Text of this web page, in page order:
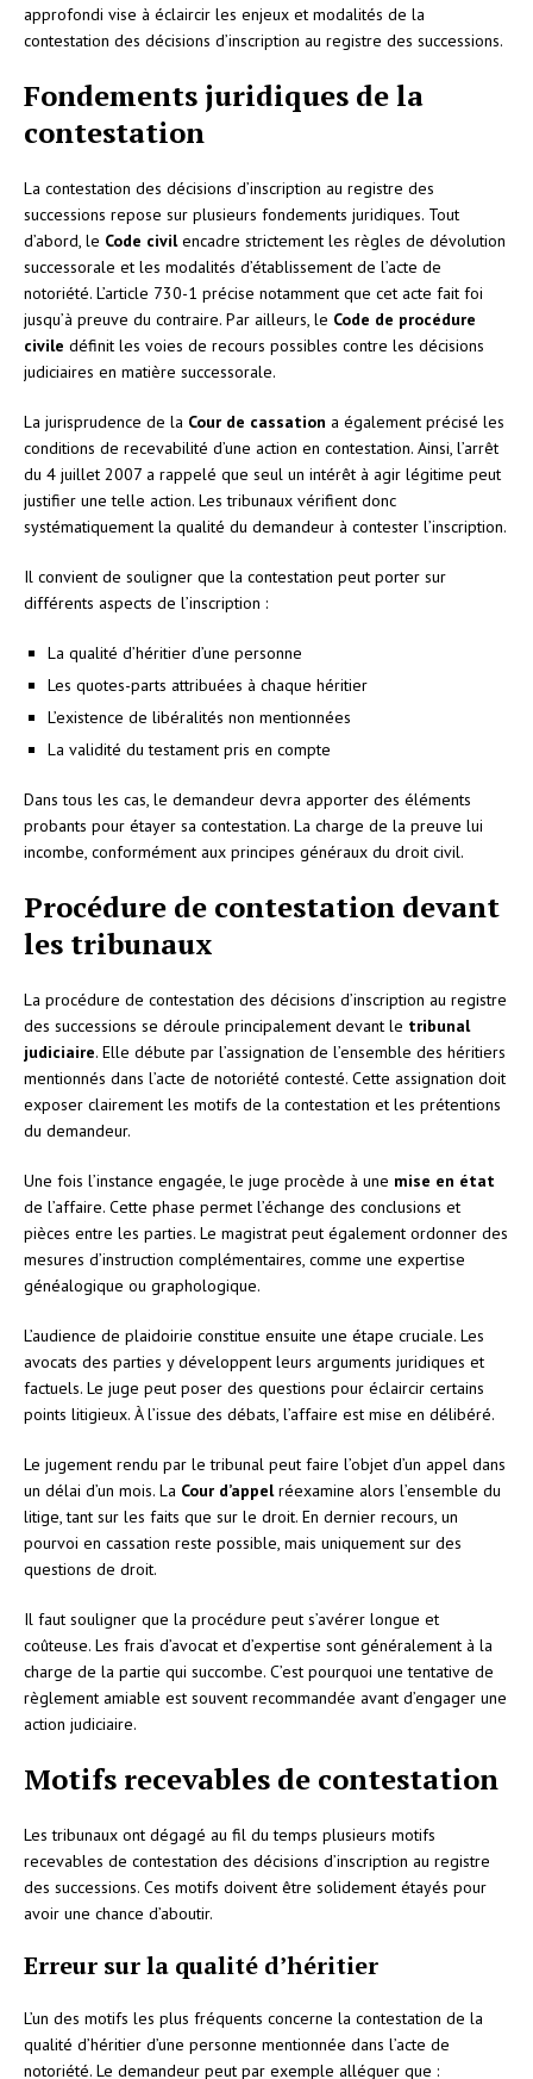
approfondi vise à éclaircir les enjeux et modalités de la
contestation des décisions d’inscription au registre des successions.
Fondements juridiques de la
contestation
La contestation des décisions d’inscription au registre des
successions repose sur plusieurs fondements juridiques. Tout
d’abord, le Code civilencadre strictement les règles de dévolution
successorale et les modalités d’établissement de l’acte de
notoriété. L’article 730-1 précise notamment que cet acte fait foi
jusqu’à preuve du contraire. Par ailleurs, le Code de procédure
civile définit les voies de recours possibles contre les décisions
judiciaires en matière successorale.
La jurisprudence de la Cour de cassation a également précisé les
conditions de recevabilité d’une action en contestation. Ainsi, l’arrêt
du 4 juillet 2007 a rappelé que seul un intérêt à agir légitime peut
justifier une telle action. Les tribunaux vérifient donc
systématiquement la qualité du demandeur à contester l’inscription.
Il convient de souligner que la contestation peut porter sur
différents aspects de l’inscription :
La qualité d’héritier d’une personne
Les quotes-parts attribuées à chaque héritier
L’existence de libéralités non mentionnées
La validité du testament pris en compte
Dans tous les cas, le demandeur devra apporter des éléments
probants pour étayer sa contestation. La charge de la preuve lui
incombe, conformément aux principes généraux du droit civil.
Procédure de contestation devant
les tribunaux
La procédure de contestation des décisions d’inscription au registre
des successions se déroule principalement devant le tribunal
judiciaire. Elle débute par l’assignation de l’ensemble des héritiers
mentionnés dans l’acte de notoriété contesté. Cette assignation doit
exposer clairement les motifs de la contestation et les prétentions
du demandeur.
Une fois l’instance engagée, le juge procède à une mise en état
de l’affaire. Cette phase permet l’échange des conclusions et
pièces entre les parties. Le magistrat peut également ordonner des
mesures d’instruction complémentaires, comme une expertise
généalogique ou graphologique.
L’audience de plaidoirie constitue ensuite une étape cruciale. Les
avocats des parties y développent leurs arguments juridiques et
factuels. Le juge peut poser des questions pour éclaircir certains
points litigieux. À l’issue des débats, l’affaire est mise en délibéré.
Le jugement rendu par le tribunal peut faire l’objet d’un appel dans
un délai d’un mois. La Cour d’appelréexamine alors l’ensemble du
litige, tant sur les faits que sur le droit. En dernier recours, un
pourvoi en cassation reste possible, mais uniquement sur des
questions de droit.
Il faut souligner que la procédure peut s’avérer longue et
coûteuse. Les frais d’avocat et d’expertise sont généralement à la
charge de la partie qui succombe. C’est pourquoi une tentative de
règlement amiable est souvent recommandée avant d’engager une
action judiciaire.
Motifs recevables de contestation
Les tribunaux ont dégagé au fil du temps plusieurs motifs
recevables de contestation des décisions d’inscription au registre
des successions. Ces motifs doivent être solidement étayés pour
avoir une chance d’aboutir.
Erreur sur la qualité d’héritier
L’un des motifs les plus fréquents concerne la contestation de la
qualité d’héritier d’une personne mentionnée dans l’acte de
notoriété. Le demandeur peut par exemple alléguer que :